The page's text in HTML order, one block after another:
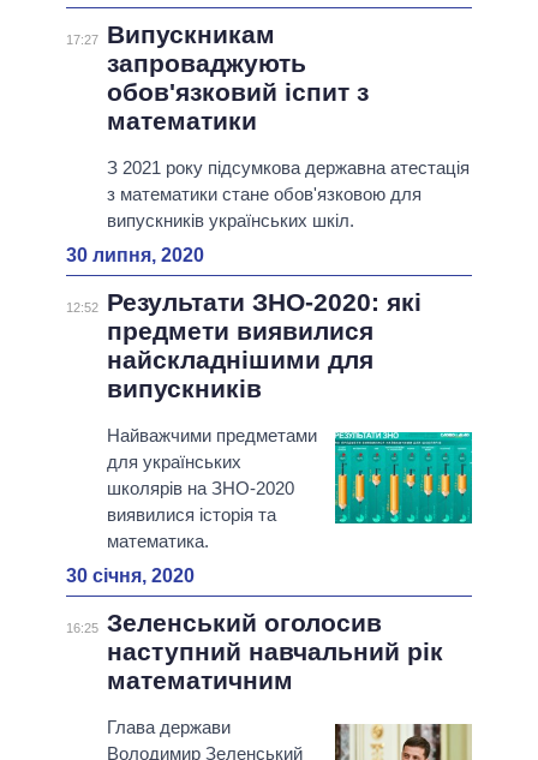
17:27
Випускникам
запроваджують
обов'язковий іспит з
математики
З 2021 року підсумкова державна атестація
з математики стане обов'язковою для
випускників українських шкіл.
30 липня, 2020
12:52
Результати ЗНО-2020: які
предмети виявилися
найскладнішими для
випускників
Найважчими предметами
для українських
школярів на ЗНО-2020
виявилися історія та
математика.
30 січня, 2020
16:25 Зеленський оголосив
наступний навчальний рік
математичним
Глава держави
Володимир Зеленський